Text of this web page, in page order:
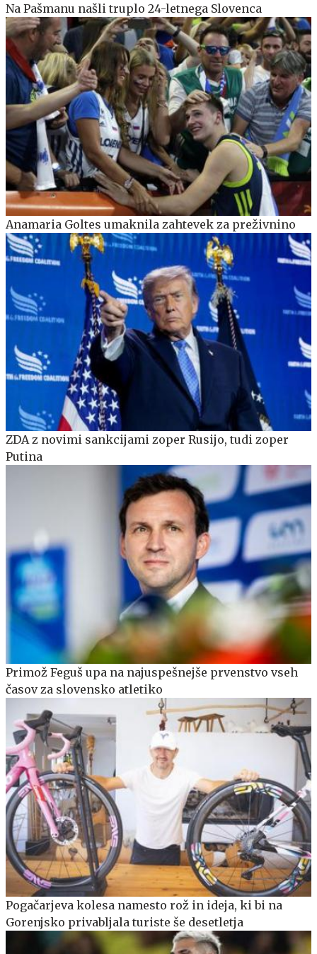
Na Pašmanu našli truplo 24-letnega Slovenca
Anamaria Goltes umaknila zahtevek za preživnino
ZDA z novimi sankcijami zoper Rusijo, tudi zoper
Putina
Primož Feguš upa na najuspešnejše prvenstvo vseh
časov za slovensko atletiko
Pogačarjeva kolesa namesto rož in ideja, ki bi na
Gorenjsko privabljala turiste še desetletja